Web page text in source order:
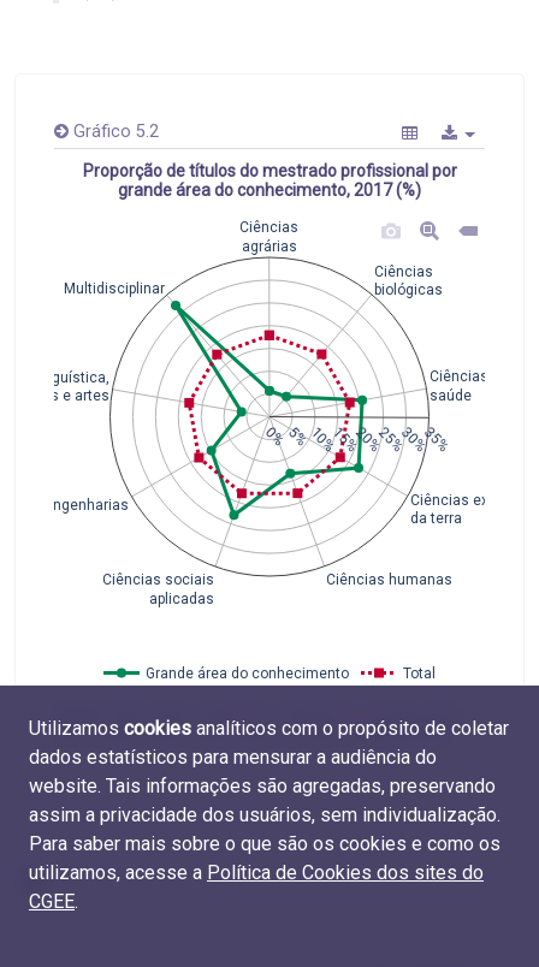
Gráfico 5.2
Proporção de títulos do mestrado profissional por
grande área do conhecimento, 2017 (%)
Ciências
agrárias
Ciências
biológicas
Ciências da
saúde
Ciências exatas e
da terra
Ciências humanas
Ciências sociais
aplicadas
Engenharias
Linguística,
letras e artes
Multidisciplinar
0%5%10%15%20%25%30%35%
Grande área do conhecimento Total
2017 (Capes, MEC). Elaboração do CGEE. TabelaM.TIT.03 .
Utilizamos cookies analíticos com o propósito de coletar
dados estatísticos para mensurar a audiência do
website. Tais informações são agregadas, preservando
assim a privacidade dos usuários, sem individualização.
Para saber mais sobre o que são os cookies e como os
utilizamos, acesse a Política de Cookies dos sites do
CGEE.